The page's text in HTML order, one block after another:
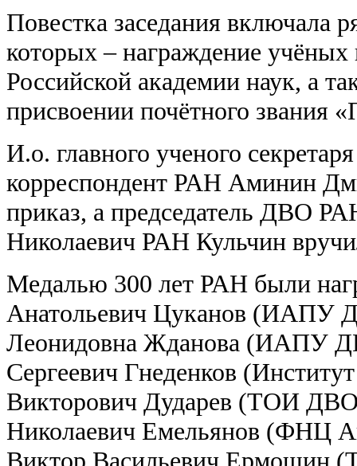
Повестка заседания включала
которых – награждение учёных
Российской академии наук, а
присвоении почётного
И.о. главного ученого
корреспондент РАН Аминин
приказ, а председатель ДВО
Николаевич РАН Кульчин
Медалью 300 лет РАН были
Анатольевич Цуканов (ИАПУ
Леонидовна Жданова (ИАПУ
Сергеевич Гнеденков
Викторович Дударев (ТОИ
Николаевич Емельянов (ФНЦ
Виктор Васильевич Ермошин